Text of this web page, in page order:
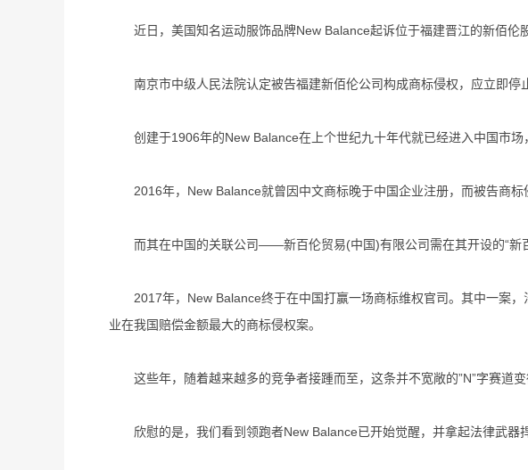
近日，美国知名运动服饰品牌New Balance起诉位于福建晋江的新佰伦
南京市中级人民法院认定被告福建新佰伦公司构成商标侵权，应立即停
创建于1906年的New Balance在上个世纪九十年代就已经进入中国市场
2016年，New Balance就曾因中文商标晚于中国企业注册，而被告商标
而其在中国的关联公司——新百伦贸易(中国)有限公司需在其开设的“新百
2017年，New Balance终于在中国打赢一场商标维权官司。其中一案，
业在我国赔偿金额最大的商标侵权案。
这些年，随着越来越多的竞争者接踵而至，这条并不宽敞的”N”字赛道变
欣慰的是，我们看到领跑者New Balance已开始觉醒，并拿起法律武器